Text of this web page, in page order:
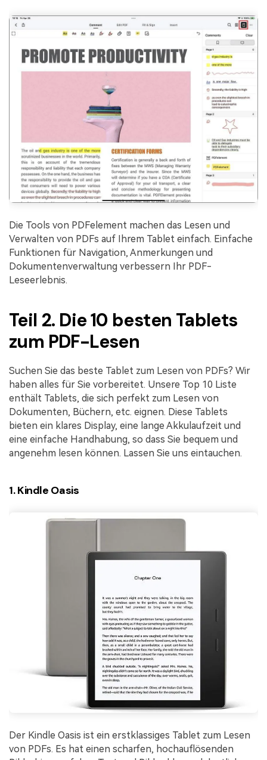
Die Tools von PDFelement machen das Lesen und
Verwalten von PDFs auf Ihrem Tablet einfach. Einfache
Funktionen für Navigation, Anmerkungen und
Dokumentenverwaltung verbessern Ihr PDF-
Leseerlebnis.
Teil 2. Die 10 besten Tablets
zum PDF-Lesen
Suchen Sie das beste Tablet zum Lesen von PDFs? Wir
haben alles für Sie vorbereitet. Unsere Top 10 Liste
enthält Tablets, die sich perfekt zum Lesen von
Dokumenten, Büchern, etc. eignen. Diese Tablets
bieten ein klares Display, eine lange Akkulaufzeit und
eine einfache Handhabung, so dass Sie bequem und
angenehm lesen können. Lassen Sie uns eintauchen.
1. Kindle Oasis
Der Kindle Oasis ist ein erstklassiges Tablet zum Lesen
von PDFs. Es hat einen scharfen, hochauflösenden